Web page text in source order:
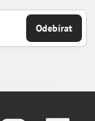
Odebírat